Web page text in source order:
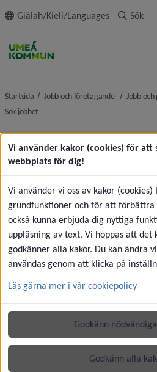
innehållet
Giälah/Kieli/Languages Sök
Startsida Jobb och företagande nivå i
Jobb
Sök jobbet
Andra sidor
Korttidsvikariat och
Sidan uppdaterades2026-07-
Kontakt
Umeå kommun
Länk till
Vi använder kakor (cookies) för att
webbplats för dig!
Vi använder vi oss av kakor
grundfunktioner och för att förbättra
också kunna erbjuda dig nyttiga
uppläsning av text. Vi hoppas att det
godkänner alla kakor. Du kan ändra
användas genom att klicka på
Läs gärna mer i vår cookiepolicy
Godkänn
Godkänn alla